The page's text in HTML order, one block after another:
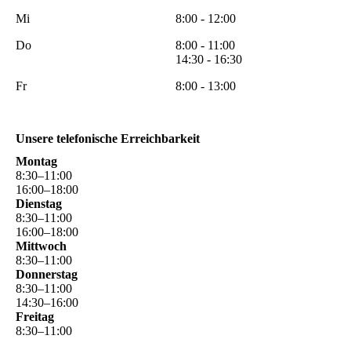
Mi
Do
Fr
8:00 - 12:00
8:00 - 11:00
14:30 - 16:30
8:00 - 13:00
Unsere telefonische Erreichbarkeit
Montag
8:30–11 :00
16:00–18:00
Dienstag
8:30–11 :00
16:00–18:00
Mittwoch
8:30–11 :00
Donnerstag
8:30–11 :00
14:30–16:00
Freitag
8:30–11 :00